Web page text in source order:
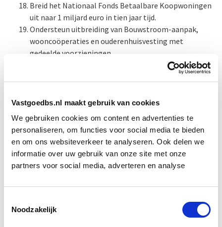
Vastgoedbs.nl maakt gebruik van cookies
We gebruiken cookies om content en advertenties te
personaliseren, om functies voor social media te bieden
en om ons websiteverkeer te analyseren. Ook delen we
informatie over uw gebruik van onze site met onze
partners voor social media, adverteren en analyse
Noodzakelijk
Breid het Nationaal Fonds Betaalbare Koopwoningen
uit naar 1 miljard euro in tien jaar tijd.
Ondersteun uitbreiding van Bouwstroom-aanpak,
wooncoöperaties en ouderenhuisvesting met
gedeelde voorzieningen.
Versnel industrialisering van de bouw met uniforme
voorschriften, landelijke typegoedkeuringen en
Benut de bestaande voorraad beter door splitsbeleid
corporaties af.
Breid WSW-borging uit voor de middenhuursector.
Koppel inkomensgrenzen in de sociale huursector
aan huishoudensgrootte.
Maak het voor corporaties makkelijker om bestaande
woningen als sociale koopwoningen aan te bieden via